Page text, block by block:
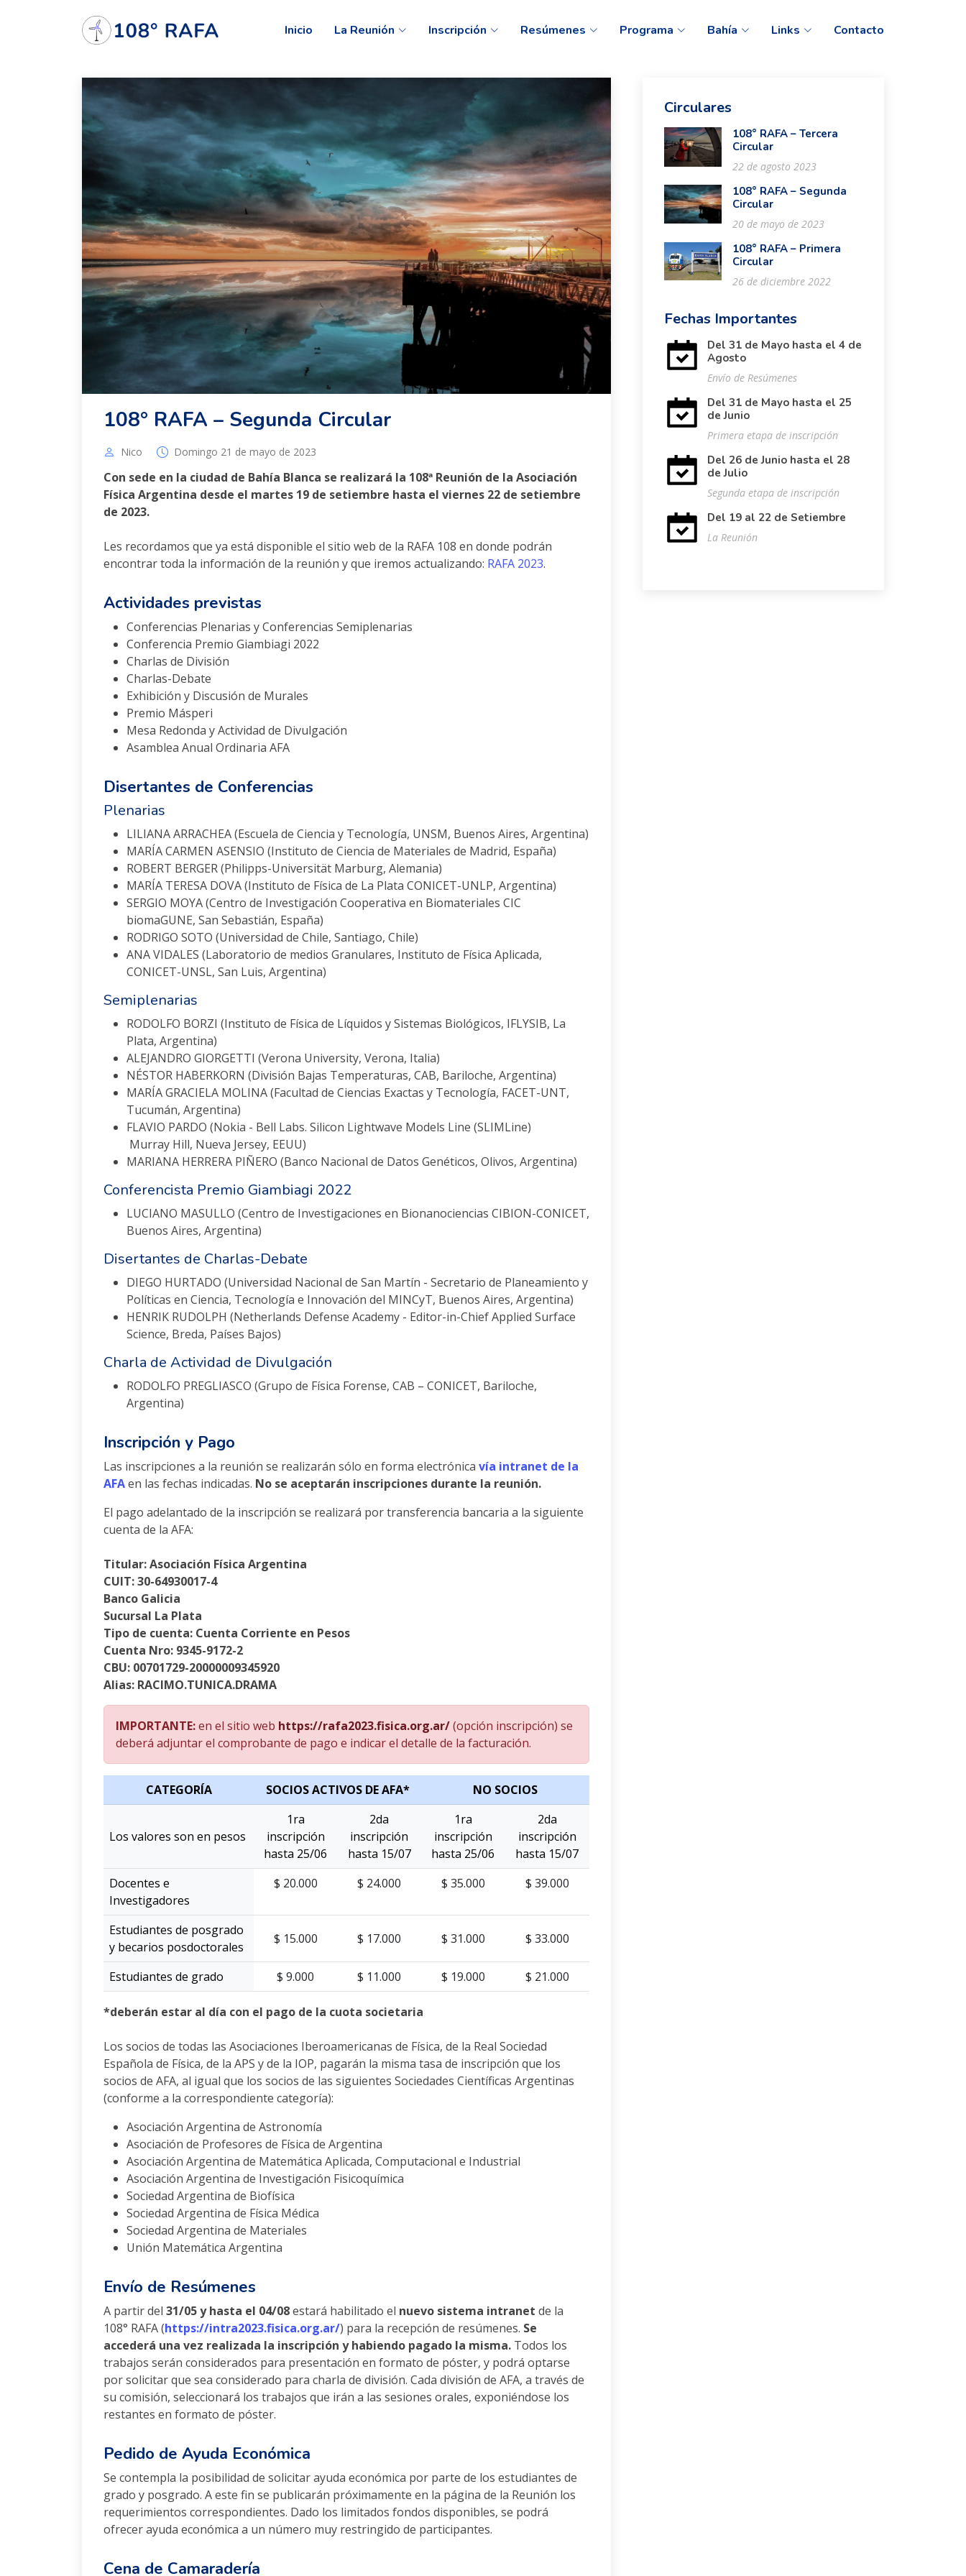
Inicio La Reunión Inscripción Resúmenes Programa Bahía Links Contacto
108° RAFA – Segunda Circular
Nico Domingo 21 de mayo de 2023
Con sede en la ciudad de Bahía Blanca se realizará la 108ª Reunión de la Asociación
Física Argentina desde el martes 19 de setiembre hasta el viernes 22 de setiembre
de 2023.
Les recordamos que ya está disponible el sitio web de la RAFA 108 en donde podrán
encontrar toda la información de la reunión y que iremos actualizando: RAFA 2023.
Actividades previstas
Conferencias Plenarias y Conferencias Semiplenarias
Conferencia Premio Giambiagi 2022
Charlas de División
Charlas-Debate
Exhibición y Discusión de Murales
Premio Másperi
Mesa Redonda y Actividad de Divulgación
Asamblea Anual Ordinaria AFA
Disertantes de Conferencias
Plenarias
LILIANA ARRACHEA (Escuela de Ciencia y Tecnología, UNSM, Buenos Aires, Argentina)
MARÍA CARMEN ASENSIO (Instituto de Ciencia de Materiales de Madrid, España)
ROBERT BERGER (Philipps-Universität Marburg, Alemania)
MARÍA TERESA DOVA (Instituto de Física de La Plata CONICET-UNLP, Argentina)
SERGIO MOYA (Centro de Investigación Cooperativa en Biomateriales CIC
biomaGUNE, San Sebastián, España)
RODRIGO SOTO (Universidad de Chile, Santiago, Chile)
ANA VIDALES (Laboratorio de medios Granulares, Instituto de Física Aplicada,
CONICET-UNSL, San Luis, Argentina)
Semiplenarias
RODOLFO BORZI (Instituto de Física de Líquidos y Sistemas Biológicos, IFLYSIB, La
Plata, Argentina)
ALEJANDRO GIORGETTI (Verona University, Verona, Italia)
NÉSTOR HABERKORN (División Bajas Temperaturas, CAB, Bariloche, Argentina)
MARÍA GRACIELA MOLINA (Facultad de Ciencias Exactas y Tecnología, FACET-UNT,
Tucumán, Argentina)
FLAVIO PARDO (Nokia - Bell Labs. Silicon Lightwave Models Line (SLIMLine)
Murray Hill, Nueva Jersey, EEUU)
MARIANA HERRERA PIÑERO (Banco Nacional de Datos Genéticos, Olivos, Argentina)
Conferencista Premio Giambiagi 2022
LUCIANO MASULLO (Centro de Investigaciones en Bionanociencias CIBION-CONICET,
Buenos Aires, Argentina)
Disertantes de Charlas-Debate
DIEGO HURTADO (Universidad Nacional de San Martín - Secretario de Planeamiento y
Políticas en Ciencia, Tecnología e Innovación del MINCyT, Buenos Aires, Argentina)
HENRIK RUDOLPH (Netherlands Defense Academy - Editor-in-Chief Applied Surface
Science, Breda, Países Bajos)
Charla de Actividad de Divulgación
RODOLFO PREGLIASCO (Grupo de Física Forense, CAB – CONICET, Bariloche,
Argentina)
Inscripción y Pago
Las inscripciones a la reunión se realizarán sólo en forma electrónica vía intranet de la
AFAen las fechas indicadas. No se aceptarán inscripciones durante la reunión.
El pago adelantado de la inscripción se realizará por transferencia bancaria a la siguiente
cuenta de la AFA:
Titular: Asociación Física Argentina
CUIT: 30-64930017-4
Banco Galicia
Sucursal La Plata
Tipo de cuenta: Cuenta Corriente en Pesos
Cuenta Nro: 9345-9172-2
CBU: 00701729-20000009345920
Alias: RACIMO.TUNICA.DRAMA
IMPORTANTE:en el sitio web https://rafa2023.fisica.org.ar/(opción inscripción) se
deberá adjuntar el comprobante de pago e indicar el detalle de la facturación.
CATEGORÍA SOCIOS ACTIVOS DE AFA* NO SOCIOS
Los valores son en pesos
1ra
inscripción
hasta 25/06
2da
inscripción
hasta 15/07
1ra
inscripción
hasta 25/06
2da
inscripción
hasta 15/07
Docentes e
Investigadores
$ 20.000 $ 24.000 $ 35.000 $ 39.000
Estudiantes de posgrado
y becarios posdoctorales
$ 15.000 $ 17.000 $ 31.000 $ 33.000
Estudiantes de grado $ 9.000 $ 11.000 $ 19.000 $ 21.000
*deberán estar al día con el pago de la cuota societaria
Los socios de todas las Asociaciones Iberoamericanas de Física, de la Real Sociedad
Española de Física, de la APS y de la IOP, pagarán la misma tasa de inscripción que los
socios de AFA, al igual que los socios de las siguientes Sociedades Científicas Argentinas
(conforme a la correspondiente categoría):
Asociación Argentina de Astronomía
Asociación de Profesores de Física de Argentina
Asociación Argentina de Matemática Aplicada, Computacional e Industrial
Asociación Argentina de Investigación Fisicoquímica
Sociedad Argentina de Biofísica
Sociedad Argentina de Física Médica
Sociedad Argentina de Materiales
Unión Matemática Argentina
Envío de Resúmenes
A partir del 31/05 y hasta el 04/08estará habilitado el nuevo sistema intranet de la
108° RAFA (https://intra2023.fisica.org.ar/) para la recepción de resúmenes. Se
accederá una vez realizada la inscripción y habiendo pagado la misma. Todos los
trabajos serán considerados para presentación en formato de póster, y podrá optarse
por solicitar que sea considerado para charla de división. Cada división de AFA, a través de
su comisión, seleccionará los trabajos que irán a las sesiones orales, exponiéndose los
restantes en formato de póster.
Pedido de Ayuda Económica
Se contempla la posibilidad de solicitar ayuda económica por parte de los estudiantes de
grado y posgrado. A este fin se publicarán próximamente en la página de la Reunión los
requerimientos correspondientes. Dado los limitados fondos disponibles, se podrá
ofrecer ayuda económica a un número muy restringido de participantes.
Cena de Camaradería
Circulares
108° RAFA – Tercera
Circular
22 de agosto 2023
108° RAFA – Segunda
Circular
20 de mayo de 2023
108° RAFA – Primera
Circular
26 de diciembre 2022
Fechas Importantes
Del 31 de Mayo hasta el 4 de
Agosto
Envío de Resúmenes
Del 31 de Mayo hasta el 25
de Junio
Primera etapa de inscripción
Del 26 de Junio hasta el 28
de Julio
Segunda etapa de inscripción
Del 19 al 22 de Setiembre
La Reunión